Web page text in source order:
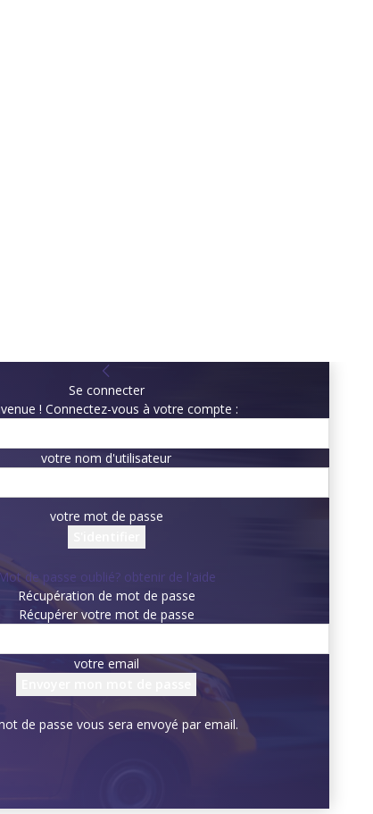
Se connecter
! Connectez-vous à votre compte :
votre nom d'utilisateur
votre mot de passe
Mot de passe oublié? obtenir de l'aide
Récupération de mot de passe
Récupérer votre mot de passe
votre email
de passe vous sera envoyé par email.